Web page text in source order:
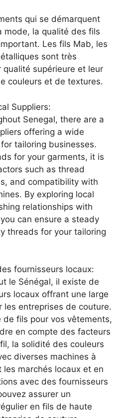
qui se démarquent
mode, la qualité des fils
Les fils Mab, les
sont très
qualité supérieure et leur
couleurs et de textures.
Suppliers:
Senegal, there are a
offering a wide
tailoring businesses.
for your garments, it is
such as thread
and compatibility with
By exploring local
relationships with
can ensure a steady
threads for your tailoring
fournisseurs locaux:
le Sénégal, il existe de
locaux offrant une large
les entreprises de couture.
de fils pour vos vêtements,
en compte des facteurs
la solidité des couleurs
diverses machines à
les marchés locaux et en
avec des fournisseurs
assurer un
en fils de haute